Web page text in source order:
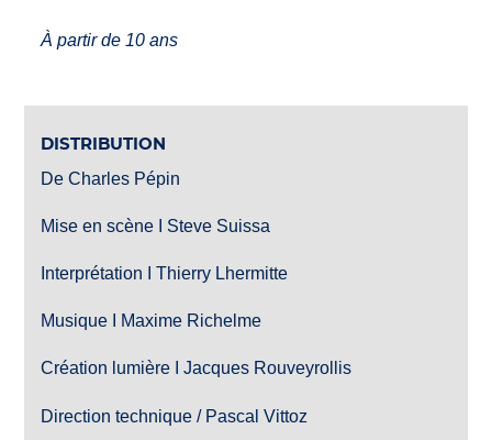
À partir de 10 ans
DISTRIBUTION
De Charles Pépin
Mise en scène I Steve Suissa
Interprétation I Thierry Lhermitte
Musique I Maxime Richelme
Création lumière I Jacques Rouveyrollis
Direction technique / Pascal Vittoz